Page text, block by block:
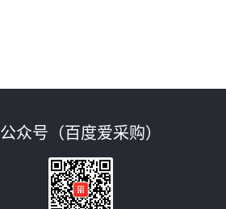
公众号（百度爱采购）